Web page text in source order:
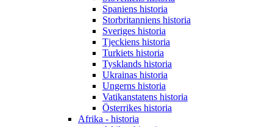
Spaniens historia
Storbritanniens historia
Sveriges historia
Tjeckiens historia
Turkiets historia
Tysklands historia
Ukrainas historia
Ungerns historia
Vatikanstatens historia
Österrikes historia
Afrika - historia